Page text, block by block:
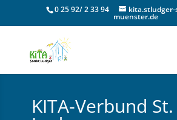
0 25 92/ 2 33 94 kita.stludger-
muenster.de
KITA-Verbund St.